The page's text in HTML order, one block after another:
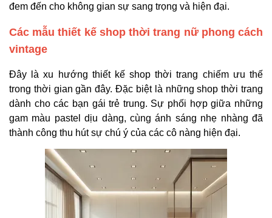
đem đến cho không gian sự sang trọng và hiện đại.
Các mẫu thiết kế shop thời trang nữ phong cách
vintage
Đây là xu hướng thiết kế shop thời trang chiếm ưu thế
trong thời gian gần đây. Đặc biệt là những shop thời trang
dành cho các bạn gái trẻ trung. Sự phối hợp giữa những
gam màu pastel dịu dàng, cùng ánh sáng nhẹ nhàng đã
thành công thu hút sự chú ý của các cô nàng hiện đại.